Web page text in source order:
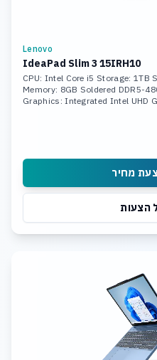
Lenovo
IdeaPad Slim 3 15IRH10
CPU: Intel Core i5 Storage: 1TB
Memory: 8GB Soldered DDR5-
Graphics: Integrated Intel UHD
מחיר
הצעות